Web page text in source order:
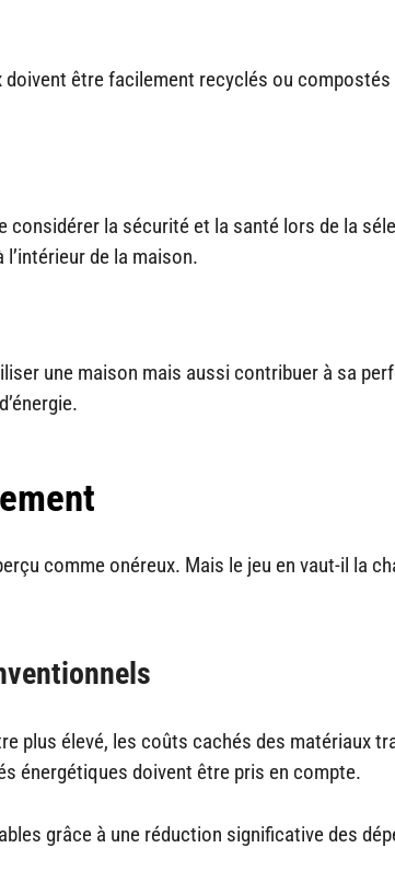
être facilement recyclés ou compostés
considérer la sécurité et la santé lors de la
de la maison.
une maison mais aussi contribuer à sa
comme onéreux. Mais le jeu en vaut-il la
plus élevé, les coûts cachés des matériaux
énergétiques doivent être pris en compte.
grâce à une réduction significative des